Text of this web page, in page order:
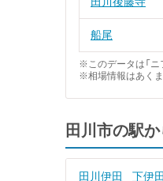
船尾
※このデータは「
※相場情報はあく
田川市の駅
田川伊田 下伊田